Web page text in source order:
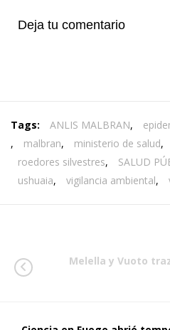
Deja tu comentario
Tags: ANLIS MALBRAN,
,
malbran, ministerio de salud,
roedores silvestres, SALUD
ushuaia, vigilancia ambiental,
Melella y Vuoto